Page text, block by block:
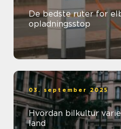
De bedste ruter for
opladningsstop
03. september 2025
Hvordan bilkultur
land